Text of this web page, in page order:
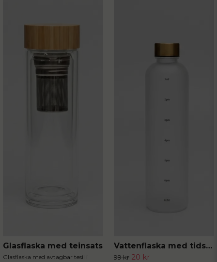
den torka. Ta bort skyddsfilmen på tejpen, fäst stället på
hjälpreda är redo att användas. Instruktioner medföljer.
Glasflaska med teinsats
Glasflaska med avtagbar tesil i
Vattenflaska med tidsmarkör
99 kr 20 kr